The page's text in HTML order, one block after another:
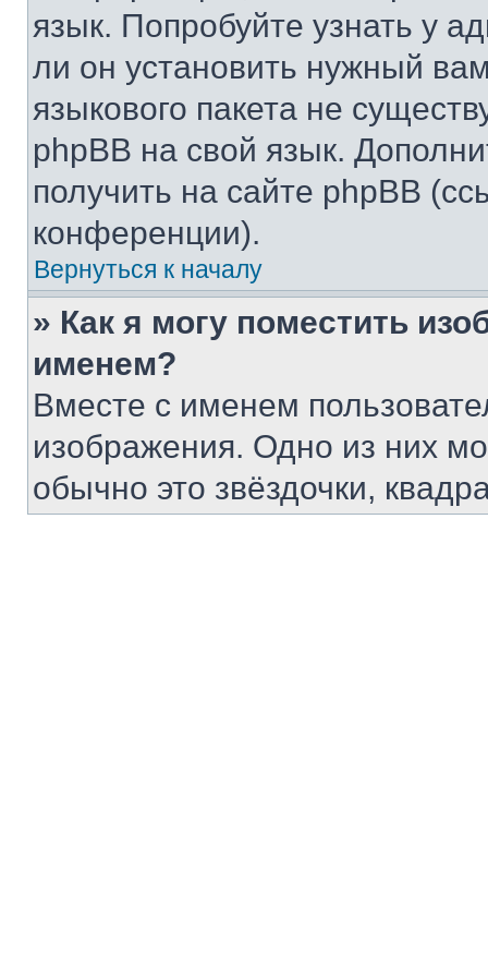
язык. Попробуйте узнать у
ли он установить нужный
языкового пакета не
phpBB на свой язык.
получить на сайте phpBB
конференции).
Вернуться к началу
» Как я могу поместить
именем?
Вместе с именем
изображения. Одно из них
обычно это звёздочки,